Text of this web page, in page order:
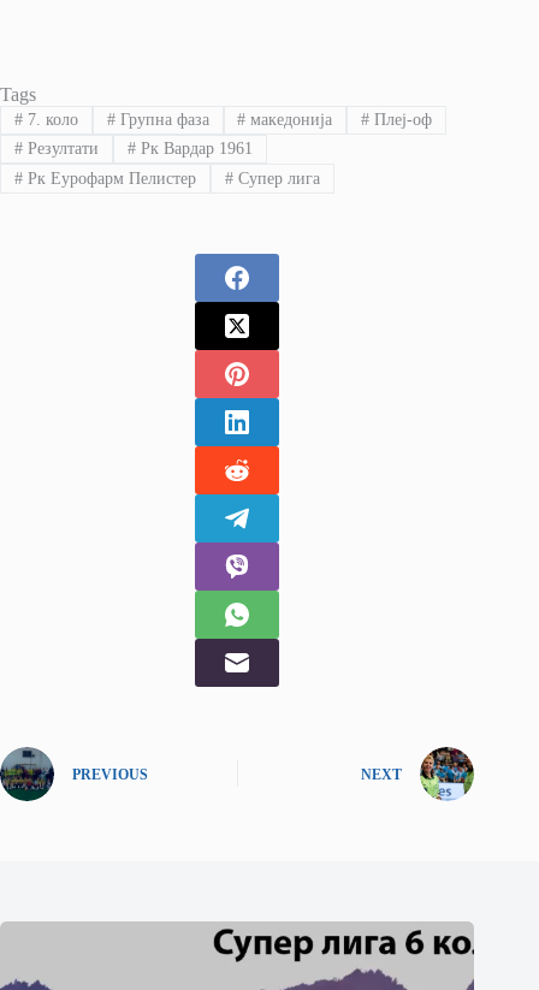
Tags
#7. коло #Групна фаза # македонија # Плеј-оф
#Резултати #Рк Вардар 1961
#Рк Еурофарм Пелистер #Супер лига
PREVIOUS NEXT